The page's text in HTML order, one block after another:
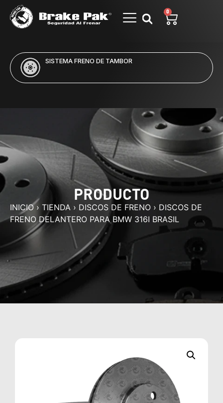
0
SISTEMA FRENO DE TAMBOR
PRODUCTO
INICIO› TIENDA › DISCOS DE FRENO › DISCOS DE
FRENO DELANTERO PARA BMW 316I BRASIL